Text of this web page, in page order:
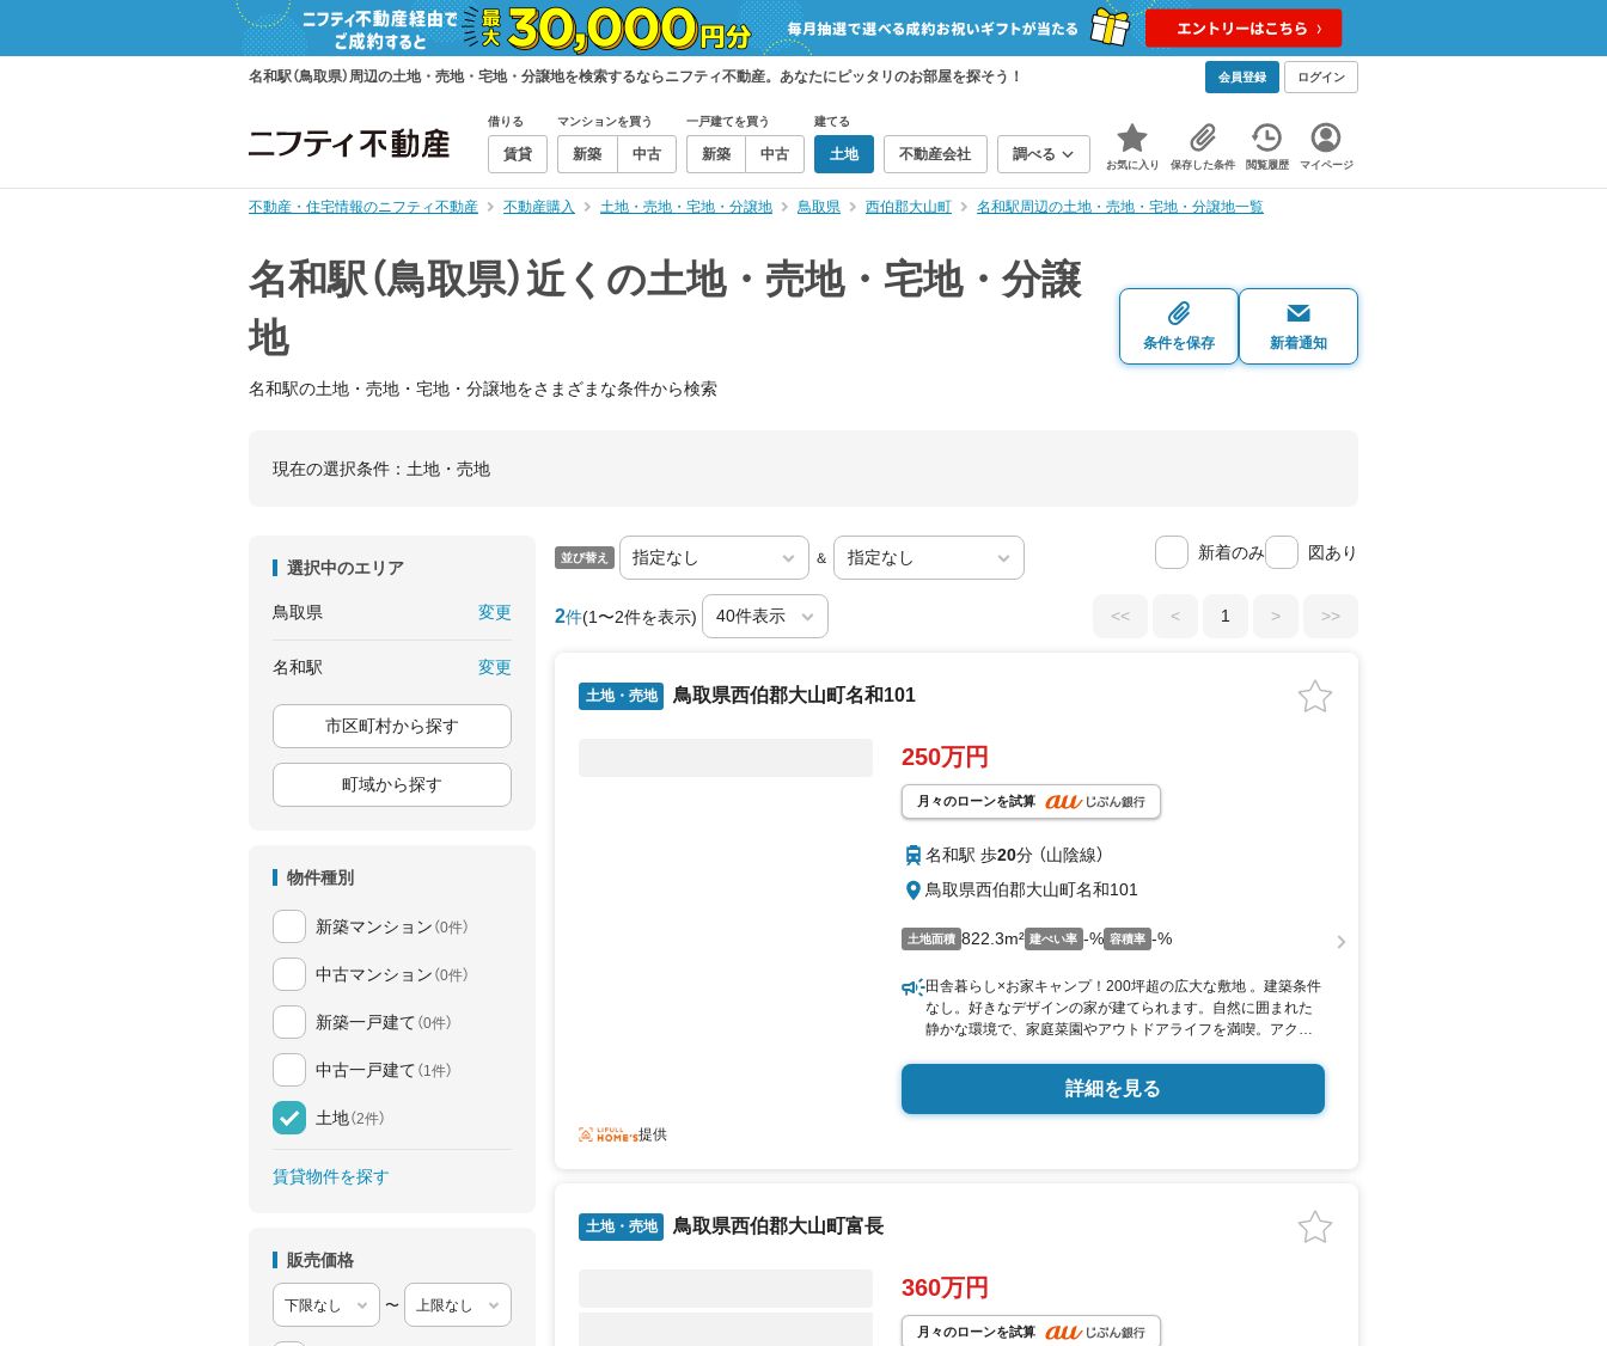
名和駅（鳥取県）周辺の土地・売地・宅地・分譲地を検索するならニフティ不動産。あなたにピッタリのお部屋を探そう！ 会員登録 ログイン
借りる
賃貸
マンションを買う
新築 中古
一戸建てを買う
新築 中古
建てる
土地 不動産会社 調べる
お気に入り 保存した条件 閲覧履歴 マイページ
不動産・住宅情報のニフティ不動産 不動産購入 土地・売地・宅地・分譲地 鳥取県 西伯郡大山町 名和駅周辺の土地・売地・宅地・分譲地一覧
名和駅（鳥取県）近くの土地・売地・宅地・分譲
地
名和駅の土地・売地・宅地・分譲地をさまざまな条件から検索
条件を保存 新着通知
現在の選択条件： 土地・売地
選択中のエリア
鳥取県 変更
名和駅 変更
市区町村から探す
町域から探す
物件種別
新築マンション （0件）
中古マンション （0件）
新築一戸建て （0件）
中古一戸建て （1件）
土地（2件）
賃貸物件を探す
販売価格
〜
並び替え ＆ 新着のみ 図あり
2件(1〜2件を表示) << < 1 > >>
土地・売地 鳥取県西伯郡大山町名和101
250万円
月々のローンを試算
名和駅 歩20分 （山陰線）
鳥取県西伯郡大山町名和101
土地面積 822.3m² 建ぺい率 -% 容積率 -%
田舎暮らし×お家キャンプ！200坪超の広大な敷地 。建築条件
なし。好きなデザインの家が建てられます。自然に囲まれた
静かな環境で、家庭菜園やアウトドアライフを満喫。アクセ
詳細を見る
提供
土地・売地 鳥取県西伯郡大山町富長
360万円
月々のローンを試算